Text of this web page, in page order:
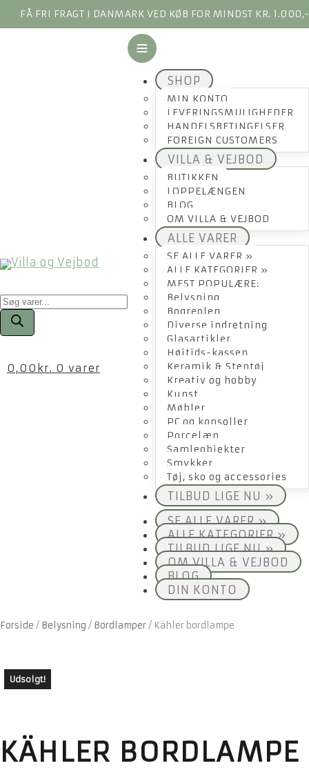
FÅ FRI FRAGT I DANMARK VED KØB FOR MINDST KR. 1.000,-
Products
search
0,00 kr. 0 varer
SHOP
MIN KONTO
LEVERINGSMULIGHEDER
HANDELSBETINGELSER
FOREIGN CUSTOMERS
VILLA & VEJBOD
BUTIKKEN
LOPPELÆNGEN
BLOG
OM VILLA & VEJBOD
ALLE VARER
SE ALLE VARER »
ALLE KATEGORIER »
MEST POPULÆRE:
Belysning
Bogreolen
Diverse indretning
Glasartikler
Højtids-kassen
Keramik & Stentøj
Kreativ og hobby
Kunst
Møbler
PC og konsoller
Porcelæn
Samleobjekter
Smykker
Tøj, sko og accessories
TILBUD LIGE NU »
SE ALLE VARER »
ALLE KATEGORIER »
TILBUD LIGE NU »
OM VILLA & VEJBOD
BLOG
DIN KONTO
Forside / Belysning / Bordlamper/ Kähler bordlampe
Udsolgt!
KÄHLER BORDLAMPE